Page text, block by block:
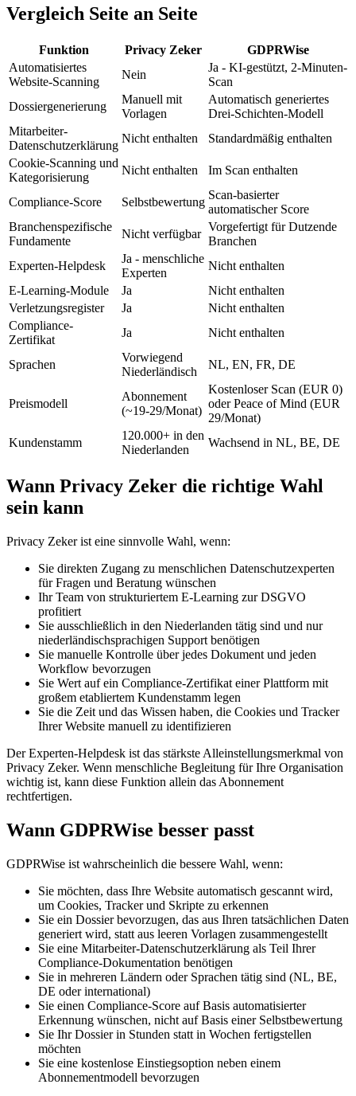
Vergleich Seite an Seite
Funktion Privacy Zeker
GDPRWise
Automatisiertes
Website-Scanning
Nein
Ja - KI-gestützt, 2-Minuten-
Scan
Dossiergenerierung
Manuell mit
Vorlagen
Automatisch generiertes
Drei-Schichten-Modell
Mitarbeiter-
Datenschutzerklärung
Nicht enthalten
Standardmäßig enthalten
Cookie-Scanning und
Kategorisierung
Nicht enthalten Im Scan enthalten
Compliance-Score Selbstbewertung
Scan-basierter
automatischer Score
Branchenspezifische
Fundamente
Nicht verfügbar
Vorgefertigt für Dutzende
Branchen
Experten-Helpdesk
Ja - menschliche
Experten
Nicht enthalten
E-Learning-Module
Ja
Nicht enthalten
Verletzungsregister
Ja
Nicht enthalten
Compliance-
Zertifikat
Ja Nicht enthalten
Sprachen
Vorwiegend
Niederländisch
NL, EN, FR, DE
Preismodell
Abonnement
(~19-29/Monat)
Kostenloser Scan (EUR 0)
oder Peace of Mind (EUR
29/Monat)
Kundenstamm
120.000+ in den
Niederlanden
Wachsend in NL, BE, DE
Wann Privacy Zeker die richtige Wahl
sein kann
Privacy Zeker ist eine sinnvolle Wahl, wenn:
Sie direkten Zugang zu menschlichen Datenschutzexperten
für Fragen und Beratung wünschen
Ihr Team von strukturiertem E-Learning zur DSGVO
profitiert
Sie ausschließlich in den Niederlanden tätig sind und nur
niederländischsprachigen Support benötigen
Sie manuelle Kontrolle über jedes Dokument und jeden
Workflow bevorzugen
Sie Wert auf ein Compliance-Zertifikat einer Plattform mit
großem etabliertem Kundenstamm legen
Sie die Zeit und das Wissen haben, die Cookies und Tracker
Ihrer Website manuell zu identifizieren
Der Experten-Helpdesk ist das stärkste Alleinstellungsmerkmal von
Privacy Zeker. Wenn menschliche Begleitung für Ihre Organisation
wichtig ist, kann diese Funktion allein das Abonnement
rechtfertigen.
Wann GDPRWise besser passt
GDPRWise ist wahrscheinlich die bessere Wahl, wenn:
Sie möchten, dass Ihre Website automatisch gescannt wird,
um Cookies, Tracker und Skripte zu erkennen
Sie ein Dossier bevorzugen, das aus Ihren tatsächlichen Daten
generiert wird, statt aus leeren Vorlagen zusammengestellt
Sie eine Mitarbeiter-Datenschutzerklärung als Teil Ihrer
Compliance-Dokumentation benötigen
Sie in mehreren Ländern oder Sprachen tätig sind (NL, BE,
DE oder international)
Sie einen Compliance-Score auf Basis automatisierter
Erkennung wünschen, nicht auf Basis einer Selbstbewertung
Sie Ihr Dossier in Stunden statt in Wochen fertigstellen
möchten
Sie eine kostenlose Einstiegsoption neben einem
Abonnementmodell bevorzugen